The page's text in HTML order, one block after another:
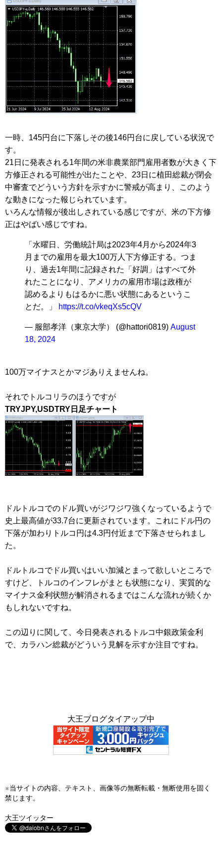
一時、145円台に下落しその後146円台に戻している状況で
す。
21日に発表される1年間の米非農業部門雇用者数が大きく下
方修正される可能性が出たことや、23日に植田総裁が閉会
中審査でどういう方針を示すかに警戒が高まり、このよう
な動きになった報じられています。
いろんな情報が後出しされている感じですが、米の下方修
正はやばい感じですね。
「水曜日、労働統計局は2023年4月から2024年3
月までの雇用を最大100万人下方修正する。つま
り、過去1年間に記録された「好調」はすべて外
れたことになり、アメリカの雇用市場は政権が
認めるよりもはるかに悪い状態にあるというこ
とだ。」
https://t.co/vkeqXs5cQV
— 服部孝洋（東京大学） (@hattori0819) August
18, 2024
100万マイナスとかマジありえませんね。
それでトルコリラのほうですが
TRYJPY,USDTRY日足チャート
ドルトルコでのドル買いがジワジワ強くなっているようで
史上最高値が33.7台に更新されています。これにドル円の
下落が加わりトルコ円は4.3円付近まで下落させられまし
た。
ドルトルコでドル買いはいい加減とまって欲しいところで
すけど、トルコのインフレがまとも状態になり、実質的な
マイナス金利状態が解消されるまではこんな流れが続くか
もしれないですね。
この辺りに関して、今日発表されるトルコ中銀政策金利
で、カラハン総裁がどういう見解を示すか注目ですね。
大王ブログタイアップ中
※当サイトの内容、テキスト、画像等の無断転載・無断使用を固く
禁じます。
大王ツイッター